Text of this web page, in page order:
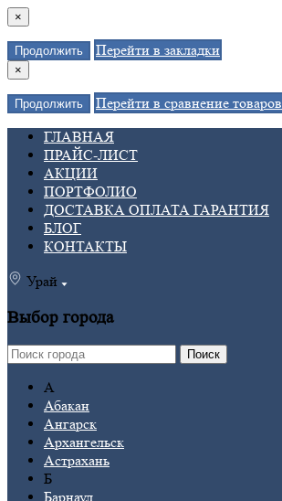
×
Продолжить Перейти в закладки
×
Продолжить
Перейти в сравнение товаров
ГЛАВНАЯ
ПРАЙС-ЛИСТ
АКЦИИ
ПОРТФОЛИО
ДОСТАВКА ОПЛАТА ГАРАНТИЯ
БЛОГ
КОНТАКТЫ
Урай
Выбор города
Поиск
А
Абакан
Ангарск
Архангельск
Астрахань
Б
Барнаул